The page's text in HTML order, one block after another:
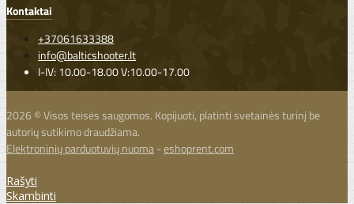
Kontaktai
+37061633388
info@balticshooter.lt
I-IV: 10.00-18.00 V:10.00-17.00
2026 © Visos teisės saugomos. Kopijuoti, platinti svetainės turinį be
autorių sutikimo draudžiama.
Elektroninių parduotuvių nuoma-eshoprent.com
Rašyti
Skambinti